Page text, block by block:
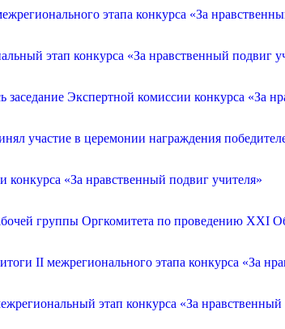
этапа конкурса «За
этап конкурса «За нравственный подвиг
Экспертной комиссии конкурса «За
участие в церемонии награждения
конкурса «За нравственный подвиг учителя»
группы Оргкомитета по проведению XXI
II межрегионального этапа конкурса «За
этап конкурса «За